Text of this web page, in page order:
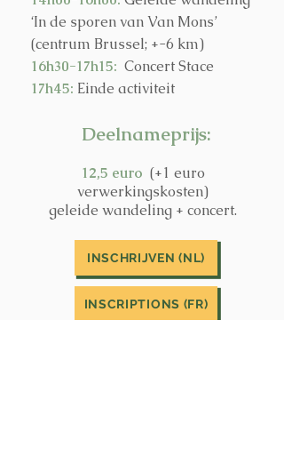
‘In de sporen van Van Mons’
(centrum Brussel; +-6 km)
16h30-17h15: Concert Stace
17h45: Einde activiteit
Deelnameprijs:
12,5 euro (+1 euro
verwerkingskosten)
geleide wandeling + concert.
INSCHRIJVEN (NL)
INSCRIPTIONS (FR)